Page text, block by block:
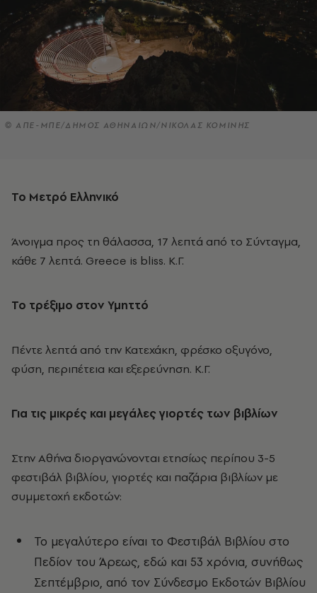
© ΑΠΕ-ΜΠΕ/ΔΗΜΟΣ ΑΘΗΝΑΙΩΝ/ΝΙΚΟΛΑΣ ΚΟΜΙΝΗΣ
Το Μετρό Ελληνικό
Άνοιγμα προς τη θάλασσα, 17 λεπτά από το Σύνταγμα,
κάθε 7 λεπτά. Greece is bliss. Κ.Γ.
Το τρέξιμο στον Υμηττό
Πέντε λεπτά από την Κατεχάκη, φρέσκο οξυγόνο,
φύση, περιπέτεια και εξερεύνηση. Κ.Γ.
Για τις μικρές και μεγάλες γιορτές των βιβλίων
Στην Αθήνα διοργανώνονται ετησίως περίπου 3-5
φεστιβάλ βιβλίου, γιορτές και παζάρια βιβλίων με
συμμετοχή εκδοτών:
Το μεγαλύτερο είναι το Φεστιβάλ Βιβλίου στο
Πεδίον του Άρεως, εδώ και 53 χρόνια, συνήθως
Σεπτέμβριο, από τον Σύνδεσμο Εκδοτών Βιβλίου